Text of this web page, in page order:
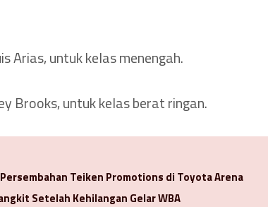
Arias, untuk kelas menengah.
Brooks, untuk kelas berat ringan.
Teiken Promotions di Toyota Arena
Setelah Kehilangan Gelar WBA